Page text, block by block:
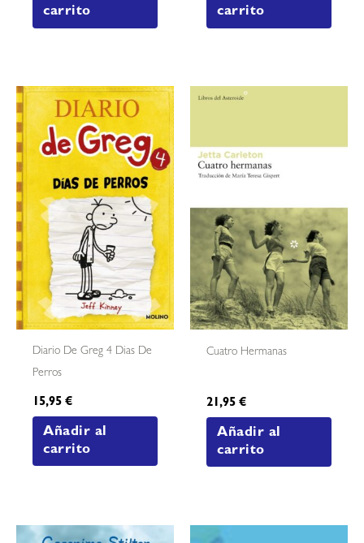
carrito
carrito
Diario De Greg 4 Dias De
Perros
15,95€
Añadir al
carrito
Cuatro Hermanas
21,95€
Añadir al
carrito